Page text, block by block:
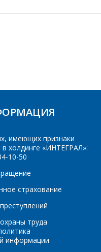
имеющих признаки
холдинге «ИНТЕГРАЛ»:
10-50
страхование
труда
информации